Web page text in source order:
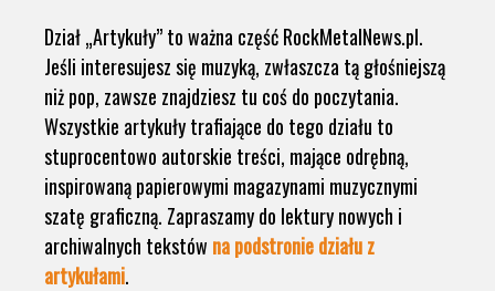
Dział „Artykuły” to ważna część RockMetalNews.pl.
Jeśli interesujesz się muzyką, zwłaszcza tą głośniejszą
niż pop, zawsze znajdziesz tu coś do poczytania.
Wszystkie artykuły trafiające do tego działu to
stuprocentowo autorskie treści, mające odrębną,
inspirowaną papierowymi magazynami muzycznymi
szatę graficzną. Zapraszamy do lektury nowych i
archiwalnych tekstów na podstronie działu z
artykułami.